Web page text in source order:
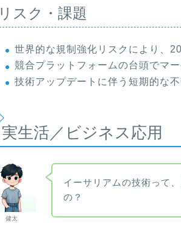
リスク・課題
世界的な規制強化リスクにより、
競合プラットフォームの台頭でマ
技術アップデートに伴う短期的な
実生活／ビジネス応用
健太
イーサリアムの技術って
の？